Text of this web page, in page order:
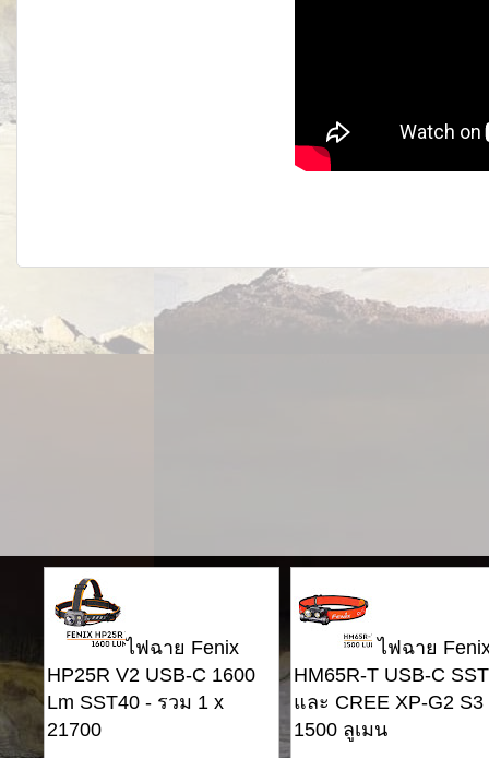
ไฟฉาย Fenix ​​
HP25R V2 USB-C 1600
Lm SST40 - รวม 1 x
21700
ไฟฉาย
HM65R-T USB-C
และ CREE XP-G2 S3
1500 ลูเมน